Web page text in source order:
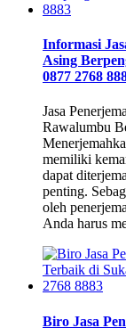
Informasi
Asing
0877 2768
Jasa
Rawalumbu
memiliki
dapat
penting.
oleh
Anda harus
Biro Jasa